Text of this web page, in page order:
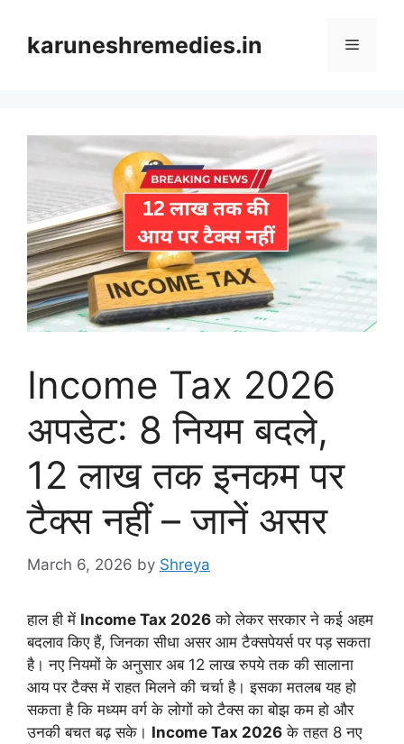
contentkaruneshremedies.in Menu
Income Tax 2026
अपडेट: 8 नियम बदले,
12 लाख तक इनकम पर
टैक्स नहीं – जानें असर
March 6, 2026 by Shreya
हाल ही में Income Tax 2026 को लेकर सरकार ने कई अहम
बदलाव किए हैं, जिनका सीधा असर आम टैक्सपेयर्स पर पड़ सकता
है। नए नियमों के अनुसार अब 12 लाख रुपये तक की सालाना
आय पर टैक्स में राहत मिलने की चर्चा है। इसका मतलब यह हो
सकता है कि मध्यम वर्ग के लोगों को टैक्स का बोझ कम हो और
उनकी बचत बढ़ सके। Income Tax 2026 के तहत 8 नए